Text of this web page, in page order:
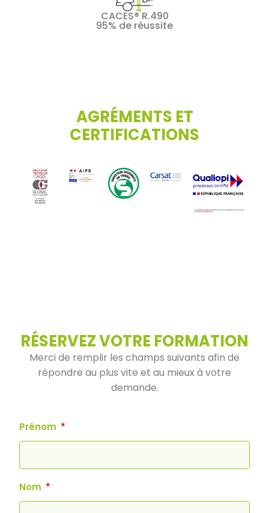
CACES® R.490
95% de réussite
AGRÉMENTS ET
CERTIFICATIONS
RÉSERVEZ VOTRE FORMATION
Merci de remplir les champs suivants afin de
répondre au plus vite et au mieux à votre
demande.
Prénom
Nom